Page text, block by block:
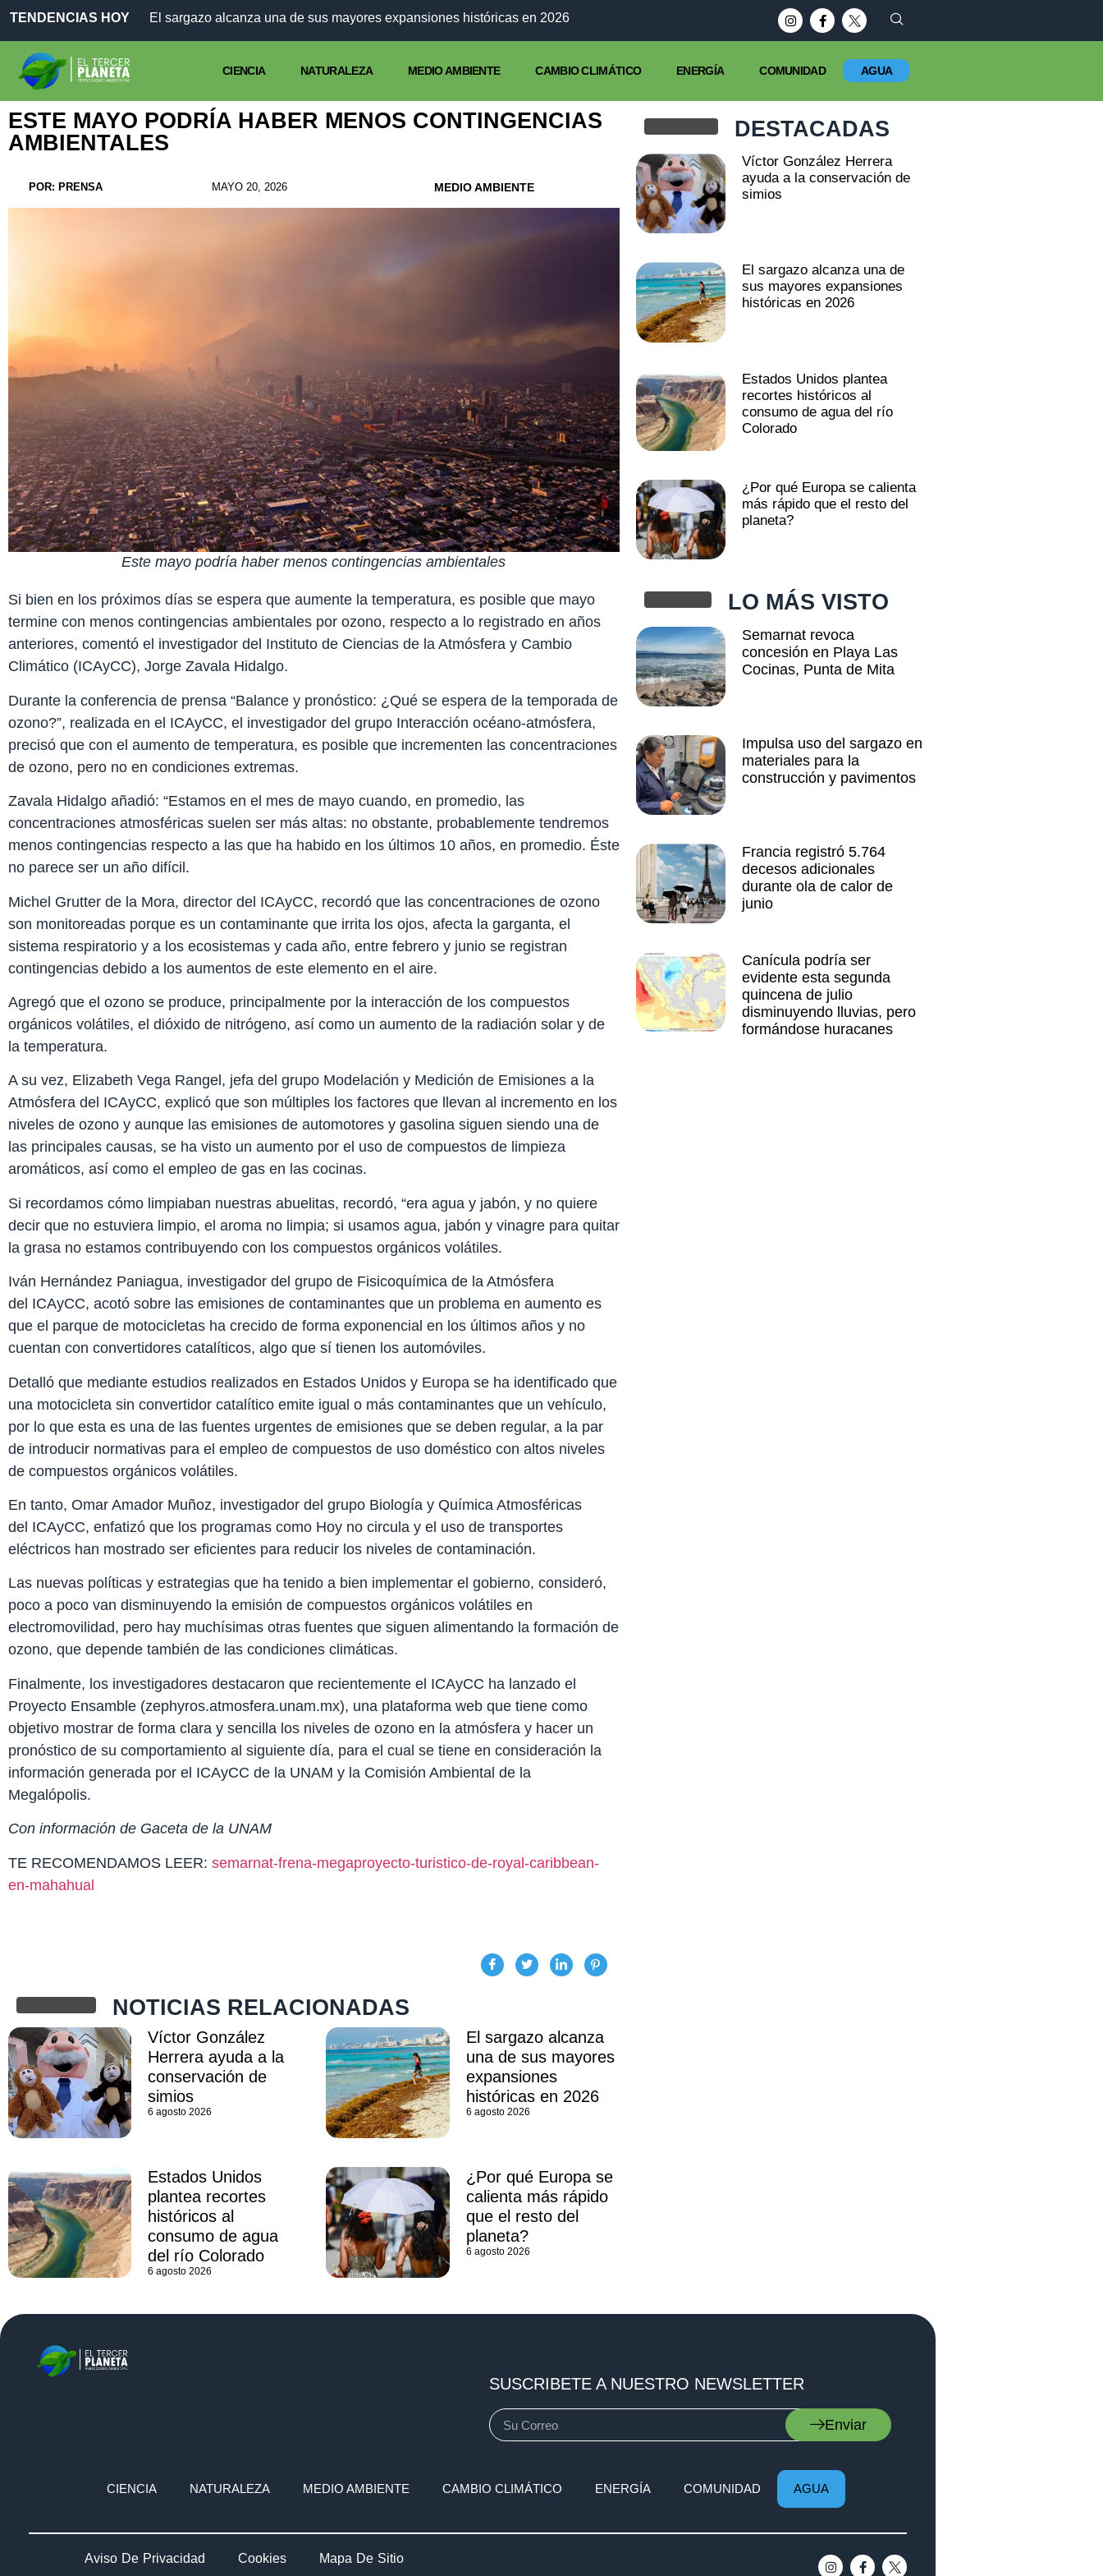
TENDENCIAS HOY El sargazo alcanza una de sus mayores expansiones históricas en 2026
CIENCIA NATURALEZA MEDIO AMBIENTE CAMBIO CLIMÁTICO ENERGÍA COMUNIDAD AGUA
ESTE MAYO PODRÍA HABER MENOS CONTINGENCIAS
AMBIENTALES
POR: PRENSA MAYO 20, 2026 MEDIO AMBIENTE
Este mayo podría haber menos contingencias ambientales
Si bien en los próximos días se espera que aumente la temperatura, es posible que mayo
termine con menos contingencias ambientales por ozono, respecto a lo registrado en años
anteriores, comentó el investigador del Instituto de Ciencias de la Atmósfera y Cambio
Climático (ICAyCC), Jorge Zavala Hidalgo.
Durante la conferencia de prensa “Balance y pronóstico: ¿Qué se espera de la temporada de
ozono?”, realizada en el ICAyCC, el investigador del grupo Interacción océano-atmósfera,
precisó que con el aumento de temperatura, es posible que incrementen las concentraciones
de ozono, pero no en condiciones extremas.
Zavala Hidalgo añadió: “Estamos en el mes de mayo cuando, en promedio, las
concentraciones atmosféricas suelen ser más altas: no obstante, probablemente tendremos
menos contingencias respecto a las que ha habido en los últimos 10 años, en promedio. Éste
no parece ser un año difícil.
Michel Grutter de la Mora, director del ICAyCC, recordó que las concentraciones de ozono
son monitoreadas porque es un contaminante que irrita los ojos, afecta la garganta, el
sistema respiratorio y a los ecosistemas y cada año, entre febrero y junio se registran
contingencias debido a los aumentos de este elemento en el aire.
Agregó que el ozono se produce, principalmente por la interacción de los compuestos
orgánicos volátiles, el dióxido de nitrógeno, así como un aumento de la radiación solar y de
la temperatura.
A su vez, Elizabeth Vega Rangel, jefa del grupo Modelación y Medición de Emisiones a la
Atmósfera del ICAyCC, explicó que son múltiples los factores que llevan al incremento en los
niveles de ozono y aunque las emisiones de automotores y gasolina siguen siendo una de
las principales causas, se ha visto un aumento por el uso de compuestos de limpieza
aromáticos, así como el empleo de gas en las cocinas.
Si recordamos cómo limpiaban nuestras abuelitas, recordó, “era agua y jabón, y no quiere
decir que no estuviera limpio, el aroma no limpia; si usamos agua, jabón y vinagre para quitar
la grasa no estamos contribuyendo con los compuestos orgánicos volátiles.
Iván Hernández Paniagua, investigador del grupo de Fisicoquímica de la Atmósfera
del ICAyCC, acotó sobre las emisiones de contaminantes que un problema en aumento es
que el parque de motocicletas ha crecido de forma exponencial en los últimos años y no
cuentan con convertidores catalíticos, algo que sí tienen los automóviles.
Detalló que mediante estudios realizados en Estados Unidos y Europa se ha identificado que
una motocicleta sin convertidor catalítico emite igual o más contaminantes que un vehículo,
por lo que esta es una de las fuentes urgentes de emisiones que se deben regular, a la par
de introducir normativas para el empleo de compuestos de uso doméstico con altos niveles
de compuestos orgánicos volátiles.
En tanto, Omar Amador Muñoz, investigador del grupo Biología y Química Atmosféricas
del ICAyCC, enfatizó que los programas como Hoy no circula y el uso de transportes
eléctricos han mostrado ser eficientes para reducir los niveles de contaminación.
Las nuevas políticas y estrategias que ha tenido a bien implementar el gobierno, consideró,
poco a poco van disminuyendo la emisión de compuestos orgánicos volátiles en
electromovilidad, pero hay muchísimas otras fuentes que siguen alimentando la formación de
ozono, que depende también de las condiciones climáticas.
Finalmente, los investigadores destacaron que recientemente el ICAyCC ha lanzado el
Proyecto Ensamble (zephyros.atmosfera.unam.mx), una plataforma web que tiene como
objetivo mostrar de forma clara y sencilla los niveles de ozono en la atmósfera y hacer un
pronóstico de su comportamiento al siguiente día, para el cual se tiene en consideración la
información generada por el ICAyCC de la UNAM y la Comisión Ambiental de la
Megalópolis.
Con información de Gaceta de la UNAM
TE RECOMENDAMOS LEER: semarnat-frena-megaproyecto-turistico-de-royal-caribbean-
en-mahahual
NOTICIAS RELACIONADAS
Víctor González
Herrera ayuda a la
conservación de
simios
6 agosto 2026
El sargazo alcanza
una de sus mayores
expansiones
históricas en 2026
6 agosto 2026
Estados Unidos
plantea recortes
históricos al
consumo de agua
del río Colorado
6 agosto 2026
¿Por qué Europa se
calienta más rápido
que el resto del
planeta?
6 agosto 2026
DESTACADAS
Víctor González Herrera
ayuda a la conservación de
simios
El sargazo alcanza una de
sus mayores expansiones
históricas en 2026
Estados Unidos plantea
recortes históricos al
consumo de agua del río
Colorado
¿Por qué Europa se calienta
más rápido que el resto del
planeta?
LO MÁS VISTO
Semarnat revoca
concesión en Playa Las
Cocinas, Punta de Mita
Impulsa uso del sargazo en
materiales para la
construcción y pavimentos
Francia registró 5.764
decesos adicionales
durante ola de calor de
junio
Canícula podría ser
evidente esta segunda
quincena de julio
disminuyendo lluvias, pero
formándose huracanes
SUSCRIBETE A NUESTRO NEWSLETTER
Enviar
CIENCIA NATURALEZA MEDIO AMBIENTE CAMBIO CLIMÁTICO ENERGÍA COMUNIDAD AGUA
Aviso De Privacidad Cookies Mapa De Sitio